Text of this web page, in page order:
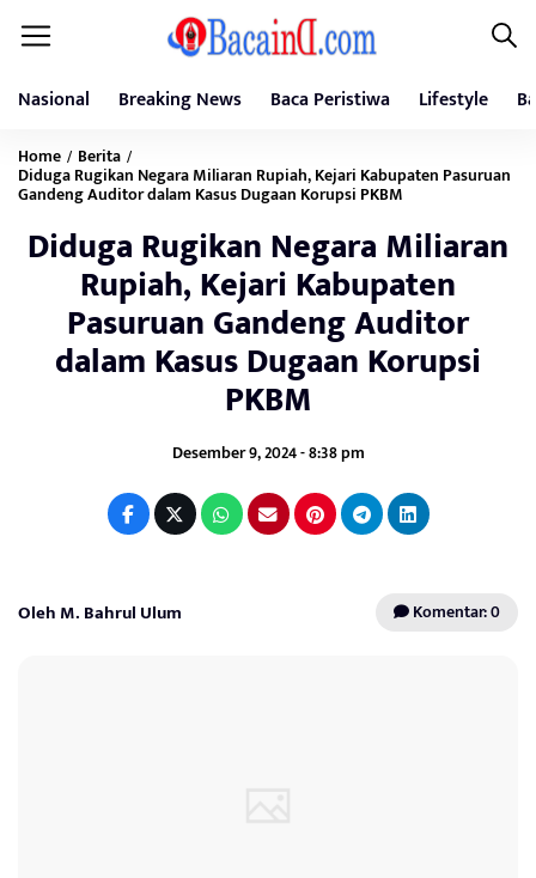
Nasional Breaking News Baca Peristiwa Lifestyle
Home / Berita /
Diduga Rugikan Negara Miliaran Rupiah, Kejari Kabupaten Pasuruan
Gandeng Auditor dalam Kasus Dugaan Korupsi PKBM
Diduga Rugikan Negara Miliaran
Rupiah, Kejari Kabupaten
Pasuruan Gandeng Auditor
dalam Kasus Dugaan Korupsi
PKBM
Desember 9, 2024 - 8:38 pm
Oleh M. Bahrul Ulum Komentar: 0